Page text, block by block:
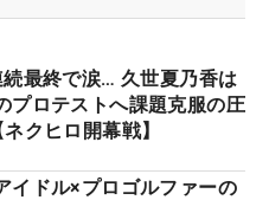
最終で涙… 久世夏乃香は
プロテストへ課題克服の圧
クヒロ開幕戦】
イドル×プロゴルファーの